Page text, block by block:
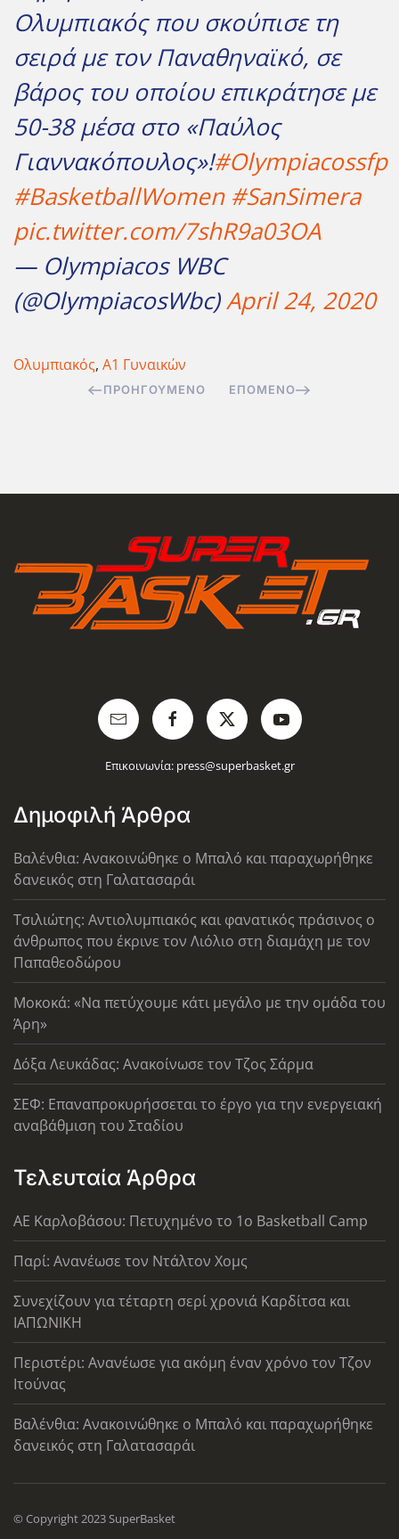
Ολυμπιακός που σκούπισε τη
σειρά με τον Παναθηναϊκό, σε
βάρος του οποίου επικράτησε με
50-38 μέσα στο «Παύλος
Γιαννακόπουλος»!#Olympiacossfp
#BasketballWomen #SanSimera
pic.twitter.com/7shR9a03OA
— Olympiacos WBC
(@OlympiacosWbc)April 24, 2020
Ολυμπιακός, Α1 Γυναικών
ΠΡΟΗΓΟΎΜΕΝΟ ΕΠΌΜΕΝΟ
Επικοινωνία: press@superbasket.gr
Δημοφιλή Άρθρα
Βαλένθια: Ανακοινώθηκε ο Μπαλό και παραχωρήθηκε
δανεικός στη Γαλατασαράι
Τσιλιώτης: Αντιολυμπιακός και φανατικός πράσινος ο
άνθρωπος που έκρινε τον Λιόλιο στη διαμάχη με τον
Παπαθεοδώρου
Μοκοκά: «Να πετύχουμε κάτι μεγάλο με την ομάδα του
Άρη»
Δόξα Λευκάδας: Ανακοίνωσε τον Τζος Σάρμα
ΣΕΦ: Επαναπροκυρήσσεται το έργο για την ενεργειακή
αναβάθμιση του Σταδίου
Τελευταία Άρθρα
ΑΕ Καρλοβάσου: Πετυχημένο το 1ο Basketball Camp
Παρί: Ανανέωσε τον Ντάλτον Χομς
Συνεχίζουν για τέταρτη σερί χρονιά Καρδίτσα και
ΙΑΠΩΝΙΚΗ
Περιστέρι: Ανανέωσε για ακόμη έναν χρόνο τον Τζον
Ιτούνας
Βαλένθια: Ανακοινώθηκε ο Μπαλό και παραχωρήθηκε
δανεικός στη Γαλατασαράι
© Copyright 2023 SuperBasket